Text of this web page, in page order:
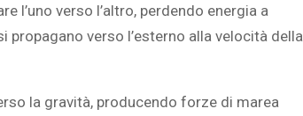
l’uno verso l’altro, perdendo energia a
verso l’esterno alla velocità della
la gravità, producendo forze di marea